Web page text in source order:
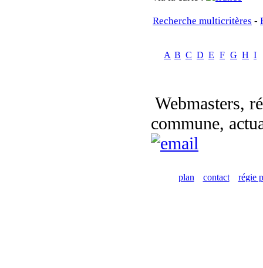
Recherche multicritères -
A B C D E F G H I
Webmasters,
commune,
plan contact régie